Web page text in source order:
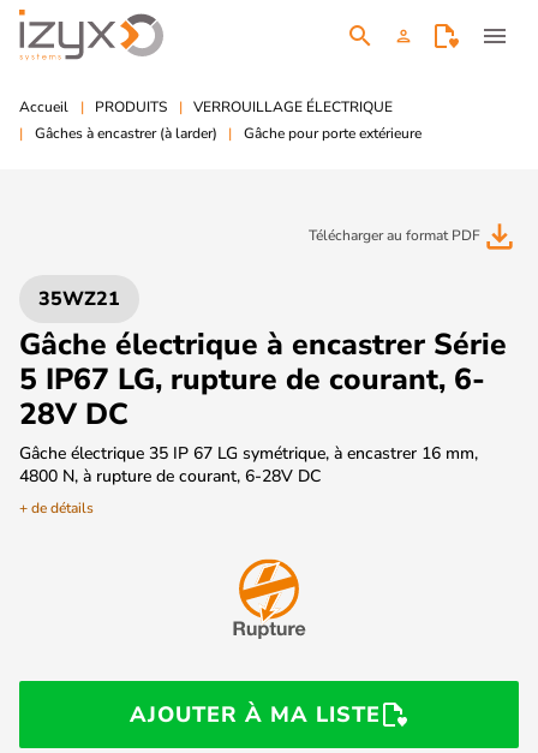
search person menu
Accueil PRODUITS
VERROUILLAGE ÉLECTRIQUE
Gâches à encastrer (à larder)
Gâche pour porte extérieure
Télécharger au format PDF file_download
35WZ21
Gâche électrique à encastrer Série
5 IP67 LG, rupture de courant, 6-
28V DC
Gâche électrique 35 IP 67 LG symétrique, à encastrer 16 mm,
4800 N, à rupture de courant, 6-28V DC
+ de détails
AJOUTER À MA LISTE